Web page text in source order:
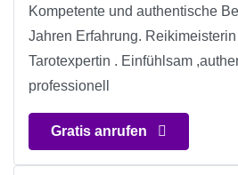
Kompetente und authentische
Jahren Erfahrung.
Tarotexpertin . Einfühlsam
professionell
Gratis anrufen